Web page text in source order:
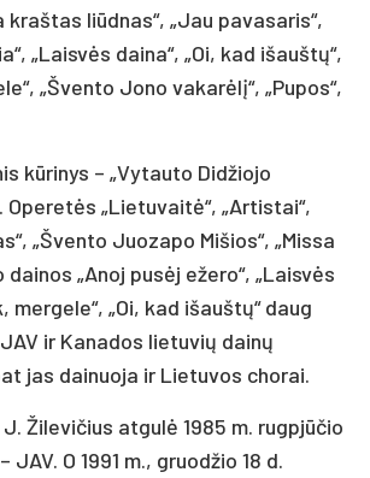
kraštas liūdnas“, „Jau pavasaris“,
„Laisvės daina“, „Oi, kad išauštų“,
„Švento Jono vakarėlį“, „Pupos“,
kūrinys – „Vytauto Didžiojo
Operetės „Lietuvaitė“, „Artistai“,
„Švento Juozapo Mišios“, „Missa
dainos „Anoj pusėj ežero“, „Laisvės
mergele“, „Oi, kad išauštų“ daug
ir Kanados lietuvių dainų
jas dainuoja ir Lietuvos chorai.
Žilevičius atgulė 1985 m. rugpjūčio
O 1991 m., gruodžio 18 d.